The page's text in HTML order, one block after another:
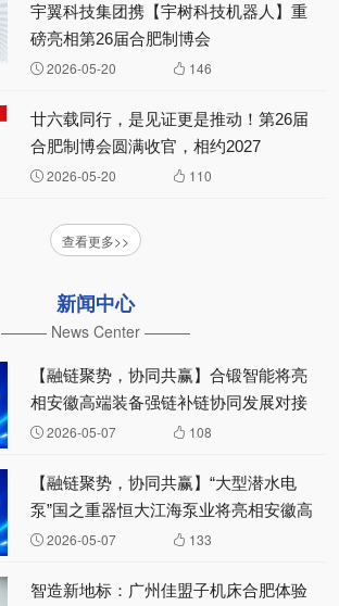
宇翼科技集团携【宇树科技机器人】重
磅亮相第26届合肥制博会
2026-05-20
146
廿六载同行，是见证更是推动！第26届
合肥制博会圆满收官，相约2027
2026-05-20
110
查看更多>>
新闻中心
——— News Center ———
【融链聚势，协同共赢】合锻智能将亮
相安徽高端装备强链补链协同发展对接
会—— 企业风采⑧
2026-05-07 108
【融链聚势，协同共赢】“大型潜水电
泵”国之重器恒大江海泵业将亮相安徽高
端装备强链补链协同发展对接会—— 企
2026-05-07 133
智造新地标：广州佳盟子机床合肥体验